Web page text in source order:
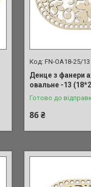
FN-OA18-25/
Денце з фанери
овальне -13
Готово до
86 ₴